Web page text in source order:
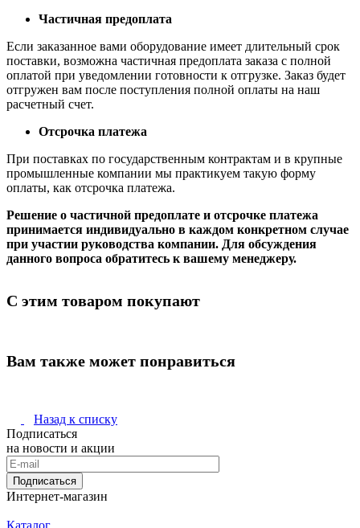
Частичная предоплата
Если заказанное вами оборудование имеет длительный срок
поставки, возможна частичная предоплата заказа с полной
оплатой при уведомлении готовности к отгрузке. Заказ будет
отгружен вам после поступления полной оплаты на наш
расчетный счет.
Отсрочка платежа
При поставках по государственным контрактам и в крупные
промышленные компании мы практикуем такую форму
оплаты, как отсрочка платежа.
Решение о частичной предоплате и отсрочке платежа
принимается индивидуально в каждом конкретном случае
при участии руководства компании. Для обсуждения
данного вопроса обратитесь к вашему менеджеру.
С этим товаром покупают
Вам также может понравиться
Назад к списку
Подписаться
на новости и акции
Подписаться
Интернет-магазин
Каталог